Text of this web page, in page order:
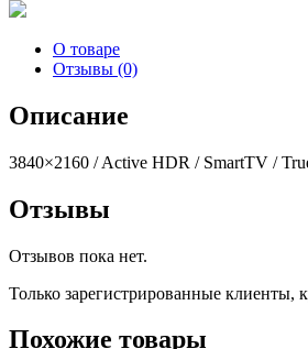
О товаре
Отзывы (0)
Описание
3840×2160 / Active HDR / SmartTV /
Отзывы
Отзывов пока нет.
Только зарегистрированные
Похожие товары